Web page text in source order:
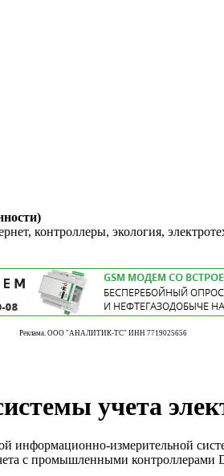
экология,
Реклама. ООО "АНАЛИТИК-ТС" ИНН 7719025656
учета
информационно-измерительной
с промышленными